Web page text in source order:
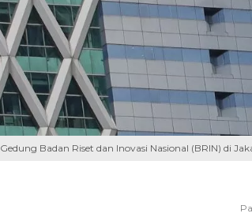
Gedung Badan Riset dan Inovasi Nasional (BRIN) di